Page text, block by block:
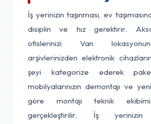
İş yerinizin taşınması, ev
disiplin ve hız gerektirir.
ofislerinizi Van
arşivlerinizden elektronik
şeyi kategorize ederek
mobilyalarınızın demontajı ve
göre montajı teknik
gerçekleştirilir. İş yerinizin